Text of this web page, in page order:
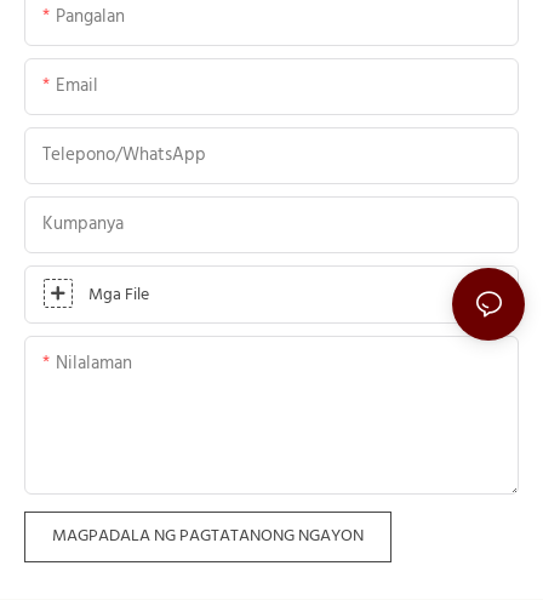
Pangalan
Email
Telepono/WhatsApp
Kumpanya
Mga File
Nilalaman
MAGPADALA NG PAGTATANONG NGAYON